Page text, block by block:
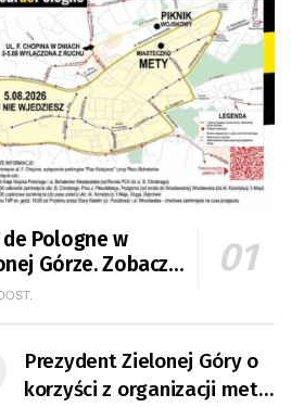
de Pologne w
Górze. Zobacz
w organizacji
Prezydent Zielonej Góry o
korzyści z organizacji mety